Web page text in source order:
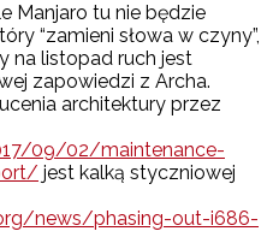
Manjaro tu nie będzie
“zamieni słowa w czyny”,
na listopad ruch jest
zapowiedzi z Archa.
architektury przez
09/02/maintenance-
jest kalką styczniowej
news/phasing-out-i686-